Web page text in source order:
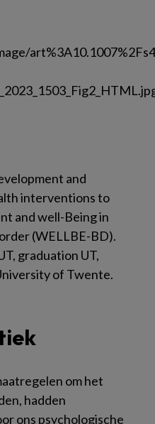
and
interventions to
and well-Being in
(WELLBE-BD).
graduation UT,
of Twente.
om het
hadden
ons psychologische